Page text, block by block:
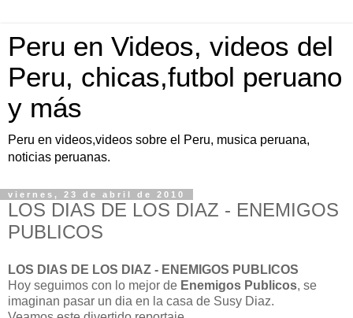
Peru en Videos, videos del
Peru, chicas,futbol peruano
y más
Peru en videos,videos sobre el Peru, musica peruana,
noticias peruanas.
viernes, 23 de abril de 2010
LOS DIAS DE LOS DIAZ - ENEMIGOS
PUBLICOS
LOS DIAS DE LOS DIAZ - ENEMIGOS PUBLICOS
Hoy seguimos con lo mejor de Enemigos Publicos, se
imaginan pasar un dia en la casa de Susy Diaz.